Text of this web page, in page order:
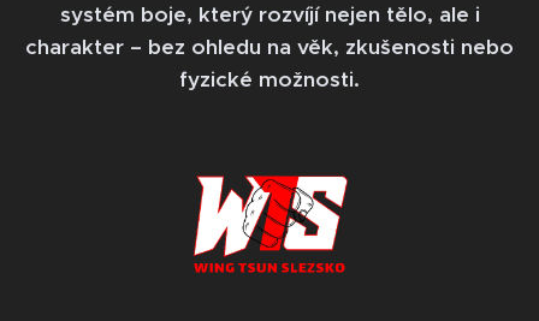
systém boje, který rozvíjí nejen tělo, ale i
charakter – bez ohledu na věk, zkušenosti nebo
fyzické možnosti.